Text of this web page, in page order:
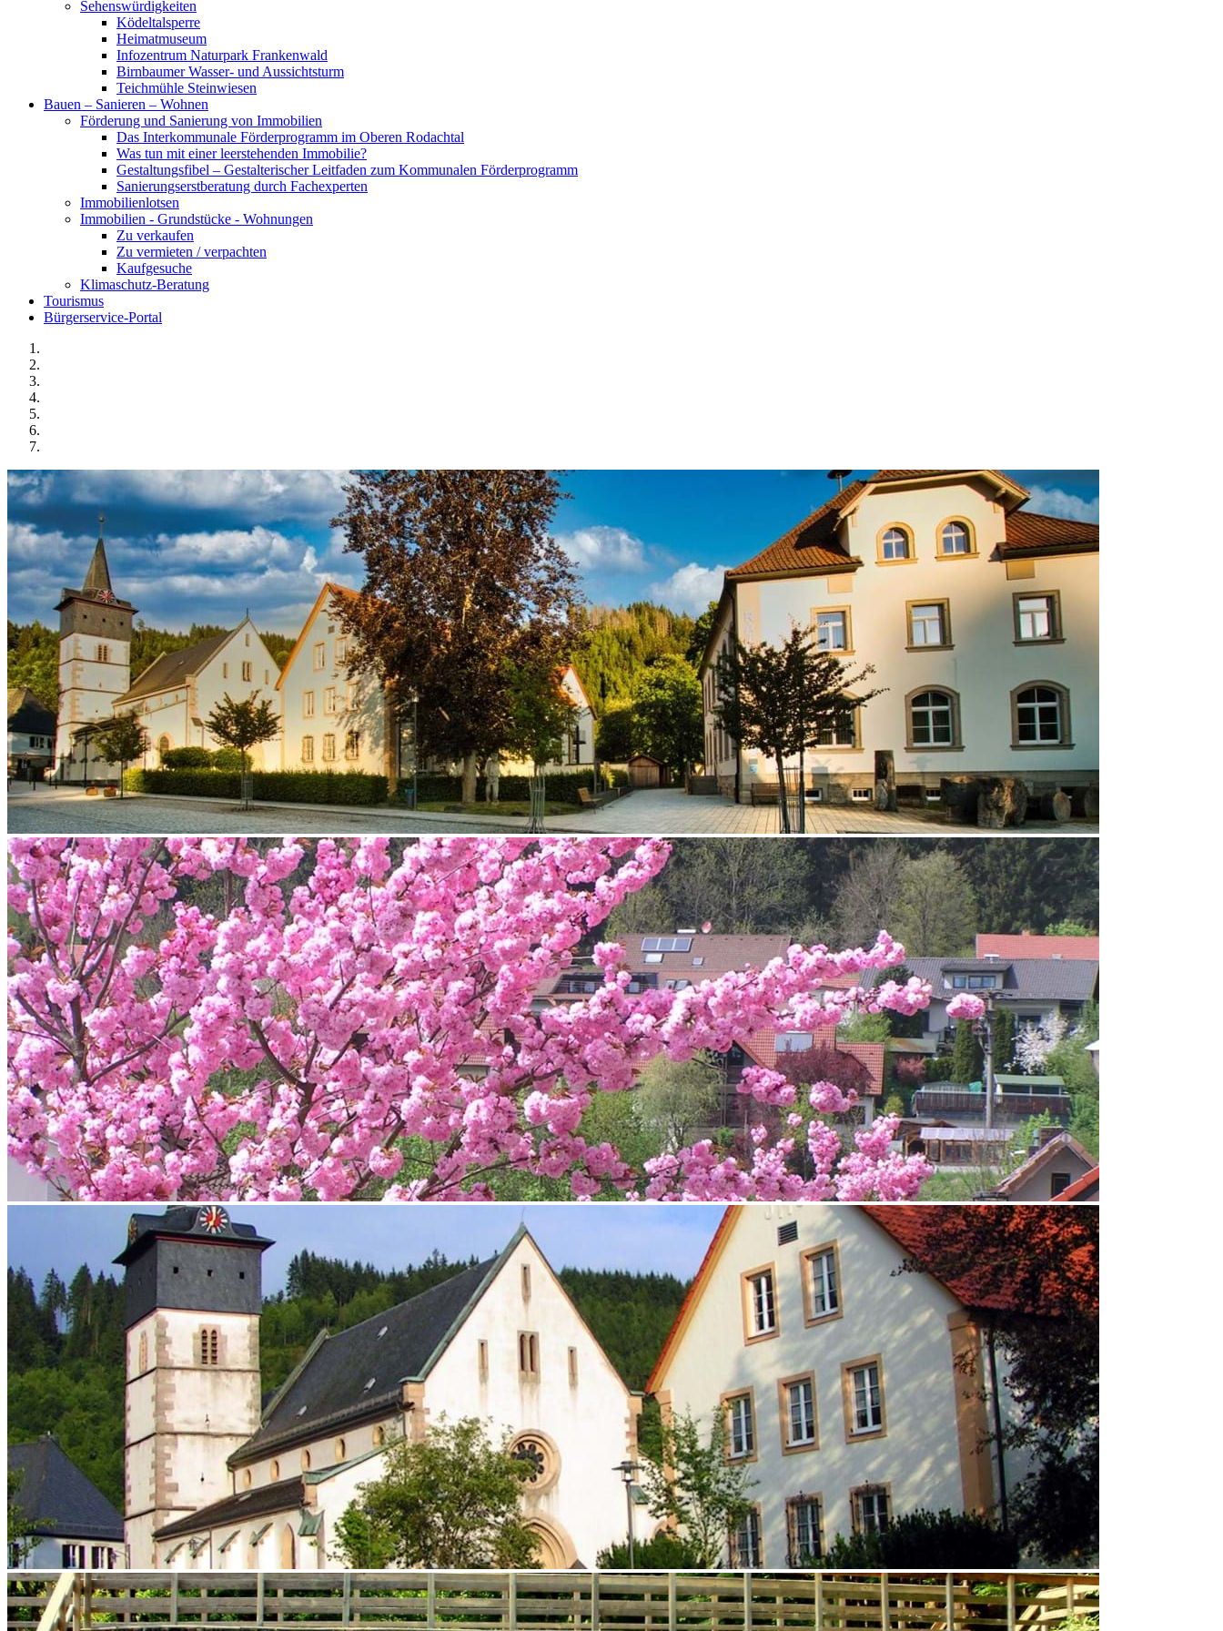
Sehenswürdigkeiten
Ködeltalsperre
Heimatmuseum
Infozentrum Naturpark Frankenwald
Birnbaumer Wasser- und Aussichtsturm
Teichmühle Steinwiesen
Bauen – Sanieren – Wohnen
Förderung und Sanierung von Immobilien
Das Interkommunale Förderprogramm im Oberen Rodachtal
Was tun mit einer leerstehenden Immobilie?
Gestaltungsfibel – Gestalterischer Leitfaden zum Kommunalen Förderprogramm
Sanierungserstberatung durch Fachexperten
Immobilienlotsen
Immobilien - Grundstücke - Wohnungen
Zu verkaufen
Zu vermieten / verpachten
Kaufgesuche
Klimaschutz-Beratung
Tourismus
Bürgerservice-Portal